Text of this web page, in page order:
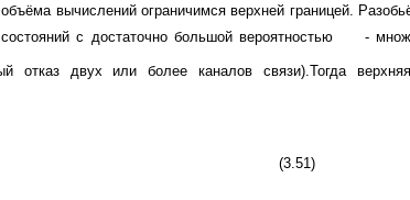
вычислений ограничимся верхней границей.
с достаточно большой вероятностью -
отказ двух или более каналов связи).Тогда
(3.51)